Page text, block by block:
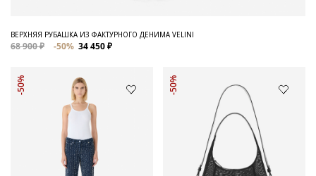
ВЕРХНЯЯ РУБАШКА ИЗ ФАКТУРНОГО ДЕНИМА VELINI
68 900 ₽ -50% 34 450 ₽
-50% -50%